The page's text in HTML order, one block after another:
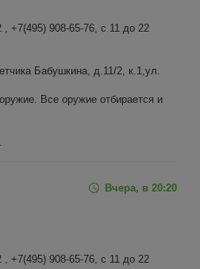
+7(495) 908-65-76, с 11 до 22
Бабушкина, д.11/2, к.1,ул.
Все оружие отбирается и
Вчера, в 20:20
+7(495) 908-65-76, с 11 до 22